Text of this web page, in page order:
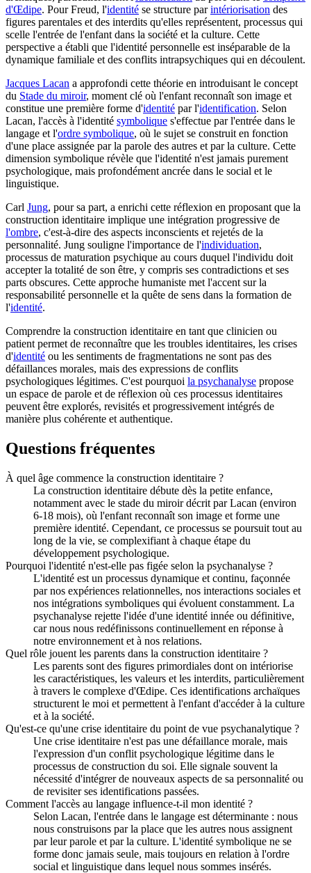
d'Œdipe. Pour Freud, l'identité se structure parintériorisation des
figures parentales et des interdits qu'elles représentent, processus qui
scelle l'entrée de l'enfant dans la société et la culture. Cette
perspective a établi que l'identité personnelle est inséparable de la
dynamique familiale et des conflits intrapsychiques qui en découlent.
Jacques Lacan a approfondi cette théorie en introduisant le concept
du Stade du miroir, moment clé où l'enfant reconnaît son image et
constitue une première forme d'identité par l'identification. Selon
Lacan, l'accès à l'identité symbolique s'effectue par l'entrée dans le
langage et l'ordre symbolique, où le sujet se construit en fonction
d'une place assignée par la parole des autres et par la culture. Cette
dimension symbolique révèle que l'identité n'est jamais purement
psychologique, mais profondément ancrée dans le social et le
linguistique.
Carl Jung, pour sa part, a enrichi cette réflexion en proposant que la
construction identitaire implique une intégration progressive de
l'ombre, c'est-à-dire des aspects inconscients et rejetés de la
personnalité. Jung souligne l'importance de l'individuation,
processus de maturation psychique au cours duquel l'individu doit
accepter la totalité de son être, y compris ses contradictions et ses
parts obscures. Cette approche humaniste met l'accent sur la
responsabilité personnelle et la quête de sens dans la formation de
l'identité.
Comprendre la construction identitaire en tant que clinicien ou
patient permet de reconnaître que les troubles identitaires, les crises
d'identité ou les sentiments de fragmentations ne sont pas des
défaillances morales, mais des expressions de conflits
psychologiques légitimes. C'est pourquoi la psychanalyse propose
un espace de parole et de réflexion où ces processus identitaires
peuvent être explorés, revisités et progressivement intégrés de
manière plus cohérente et authentique.
Questions fréquentes
À quel âge commence la construction identitaire ?
La construction identitaire débute dès la petite enfance,
notamment avec le stade du miroir décrit par Lacan (environ
6-18 mois), où l'enfant reconnaît son image et forme une
première identité. Cependant, ce processus se poursuit tout au
long de la vie, se complexifiant à chaque étape du
développement psychologique.
Pourquoi l'identité n'est-elle pas figée selon la psychanalyse ?
L'identité est un processus dynamique et continu, façonnée
par nos expériences relationnelles, nos interactions sociales et
nos intégrations symboliques qui évoluent constamment. La
psychanalyse rejette l'idée d'une identité innée ou définitive,
car nous nous redéfinissons continuellement en réponse à
notre environnement et à nos relations.
Quel rôle jouent les parents dans la construction identitaire ?
Les parents sont des figures primordiales dont on intériorise
les caractéristiques, les valeurs et les interdits, particulièrement
à travers le complexe d'Œdipe. Ces identifications archaïques
structurent le moi et permettent à l'enfant d'accéder à la culture
et à la société.
Qu'est-ce qu'une crise identitaire du point de vue psychanalytique ?
Une crise identitaire n'est pas une défaillance morale, mais
l'expression d'un conflit psychologique légitime dans le
processus de construction du soi. Elle signale souvent la
nécessité d'intégrer de nouveaux aspects de sa personnalité ou
de revisiter ses identifications passées.
Comment l'accès au langage influence-t-il mon identité ?
Selon Lacan, l'entrée dans le langage est déterminante : nous
nous construisons par la place que les autres nous assignent
par leur parole et par la culture. L'identité symbolique ne se
forme donc jamais seule, mais toujours en relation à l'ordre
social et linguistique dans lequel nous sommes insérés.